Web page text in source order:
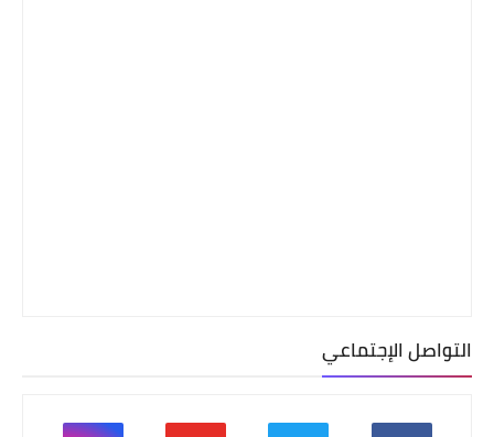
التواصل الإجتماعي